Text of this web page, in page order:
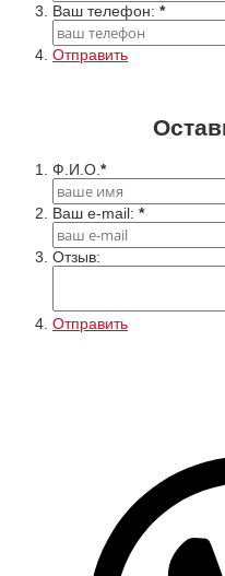
Ваш телефон: *
Отправить
Ф.И.О. *
Ваш e-mail: *
Отзыв:
Отправить